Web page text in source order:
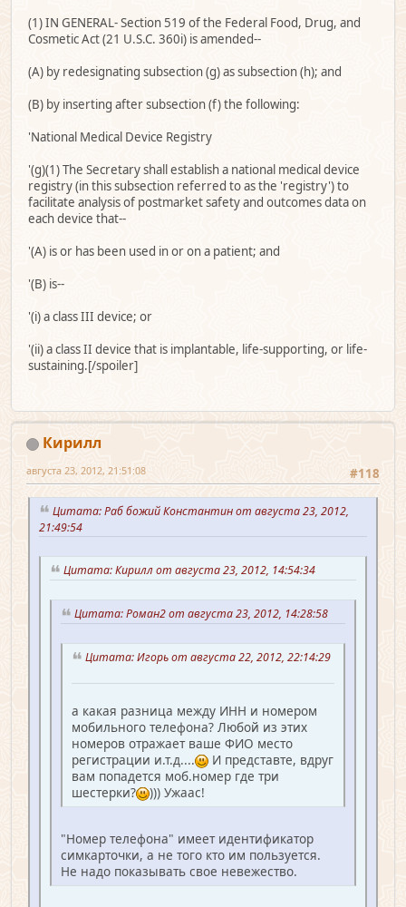
(1) IN GENERAL- Section 519 of the Federal Food, Drug, and
Cosmetic Act (21 U.S.C. 360i) is amended--
(A) by redesignating subsection (g) as subsection (h); and
(B) by inserting after subsection (f) the following:
'National Medical Device Registry
'(g)(1) The Secretary shall establish a national medical device
registry (in this subsection referred to as the 'registry') to
facilitate analysis of postmarket safety and outcomes data on
each device that--
'(A) is or has been used in or on a patient; and
'(B) is--
'(i) a class III device; or
'(ii) a class II device that is implantable, life-supporting, or life-
sustaining.[/spoiler]
Кирилл
#118
августа 23, 2012, 21:51:08
Цитата: Раб божий Константин от августа 23, 2012,
21:49:54
Цитата: Кирилл от августа 23, 2012, 14:54:34
Цитата: Роман2 от августа 23, 2012, 14:28:58
Цитата: Игорь от августа 22, 2012, 22:14:29
а какая разница между ИНН и номером
мобильного телефона? Любой из этих
номеров отражает ваше ФИО место
регистрации и.т.д....
И представте, вдруг
вам попадется моб.номер где три
шестерки?
))) Ужаас!
"Номер телефона" имеет идентификатор
симкарточки, а не того кто им пользуется.
Не надо показывать свое невежество.